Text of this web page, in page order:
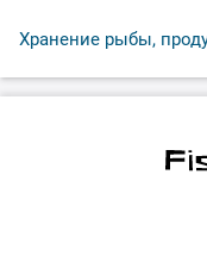
Хранение рыбы,